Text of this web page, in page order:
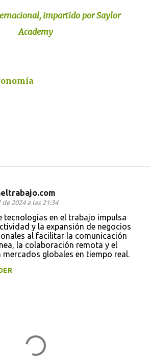
impartido por Saylor
Academy
2024 a las 21:34
tecnologías en el trabajo impulsa
y la expansión de negocios
al facilitar la comunicación
la colaboración remota y el
mercados globales en tiempo real.